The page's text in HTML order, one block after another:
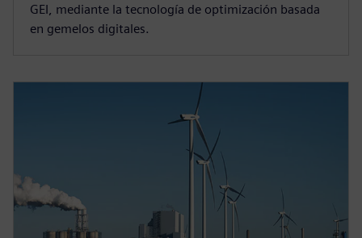
GEI, mediante la tecnología de optimización basada
en gemelos digitales.